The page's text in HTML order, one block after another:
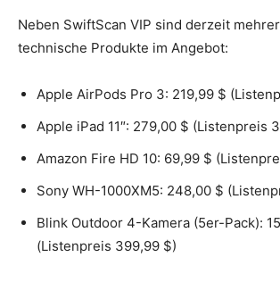
Neben SwiftScan VIP sind derzeit
technische Produkte im Angebot:
Apple AirPods Pro 3: 219,99 $
Apple iPad 11″: 279,00 $ (Listenpreis
Amazon Fire HD 10: 69,99 $
Sony WH-1000XM5: 248,00 $
Blink Outdoor 4-Kamera (5er-Pack):
(Listenpreis 399,99 $)